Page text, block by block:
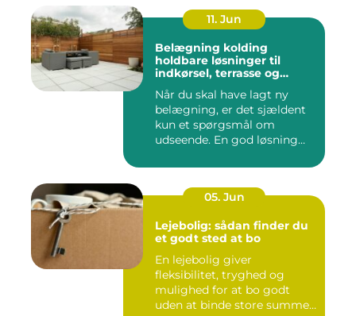
11. Jun
Belægning kolding
holdbare løsninger til
indkørsel, terrasse og
Når du skal have lagt ny
belægning, er det sjældent
kun et spørgsmål om
udseende. En god løsning
05. Jun
Lejebolig: sådan finder du
et godt sted at bo
En lejebolig giver
fleksibilitet, tryghed og
mulighed for at bo godt
uden at binde store summer